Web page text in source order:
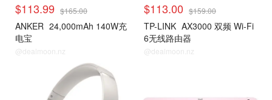
$113.99 $165.00
ANKER 24,000mAh 140W充
电宝
@dealmoon.nz
$113.00 $159.00
TP-LINK AX3000 双频 Wi-Fi
6无线路由器
@dealmoon.nz